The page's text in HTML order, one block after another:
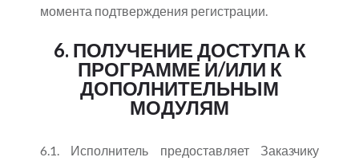
момента подтверждения регистрации.
6. ПОЛУЧЕНИЕ ДОСТУПА К
ПРОГРАММЕ И/ИЛИ К
ДОПОЛНИТЕЛЬНЫМ
МОДУЛЯМ
6.1. Исполнитель предоставляет Заказчику